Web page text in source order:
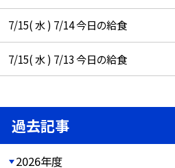
7/15( 水 ) 7/14 今日の給食
7/15( 水 ) 7/13 今日の給食
過去記事
2026年度